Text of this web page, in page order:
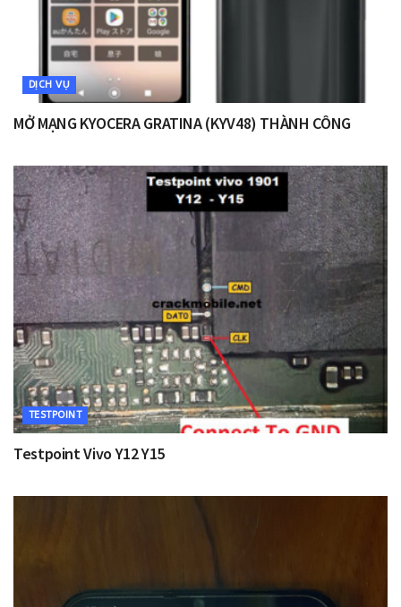
DỊCH VỤ
MỞ MẠNG KYOCERA GRATINA (KYV48) THÀNH CÔNG
TESTPOINT
Testpoint Vivo Y12 Y15